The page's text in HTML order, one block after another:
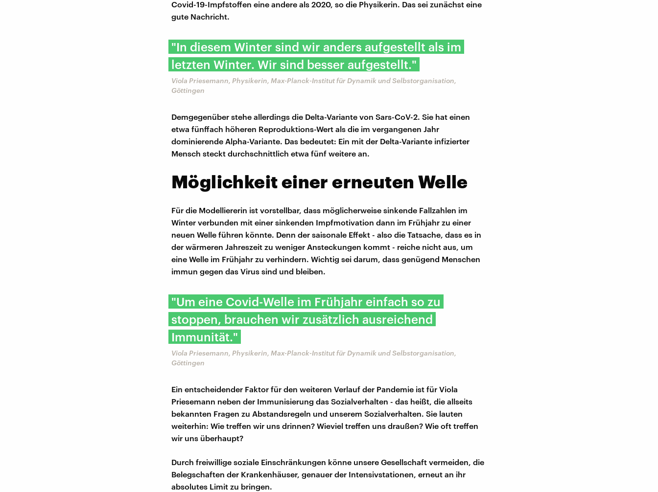
Covid-19-Impfstoffen eine andere als 2020, so die Physikerin. Das sei zunächst eine
gute Nachricht.
"In diesem Winter sind wir anders aufgestellt als im
letzten Winter. Wir sind besser aufgestellt."
Viola Priesemann, Physikerin, Max-Planck-Institut für Dynamik und Selbstorganisation,
Göttingen
Demgegenüber stehe allerdings die Delta-Variante von Sars-CoV-2. Sie hat einen
etwa fünffach höheren Reproduktions-Wert als die im vergangenen Jahr
dominierende Alpha-Variante. Das bedeutet: Ein mit der Delta-Variante infizierter
Mensch steckt durchschnittlich etwa fünf weitere an.
Möglichkeit einer erneuten Welle
Für die Modelliererin ist vorstellbar, dass möglicherweise sinkende Fallzahlen im
Winter verbunden mit einer sinkenden Impfmotivation dann im Frühjahr zu einer
neuen Welle führen könnte. Denn der saisonale Effekt - also die Tatsache, dass es in
der wärmeren Jahreszeit zu weniger Ansteckungen kommt - reiche nicht aus, um
eine Welle im Frühjahr zu verhindern. Wichtig sei darum, dass genügend Menschen
immun gegen das Virus sind und bleiben.
"Um eine Covid-Welle im Frühjahr einfach so zu
stoppen, brauchen wir zusätzlich ausreichend
Immunität."
Viola Priesemann, Physikerin, Max-Planck-Institut für Dynamik und Selbstorganisation,
Göttingen
Ein entscheidender Faktor für den weiteren Verlauf der Pandemie ist für Viola
Priesemann neben der Immunisierung das Sozialverhalten - das heißt, die allseits
bekannten Fragen zu Abstandsregeln und unserem Sozialverhalten. Sie lauten
weiterhin: Wie treffen wir uns drinnen? Wieviel treffen uns draußen? Wie oft treffen
wir uns überhaupt?
Durch freiwillige soziale Einschränkungen könne unsere Gesellschaft vermeiden, die
Belegschaften der Krankenhäuser, genauer der Intensivstationen, erneut an ihr
absolutes Limit zu bringen.